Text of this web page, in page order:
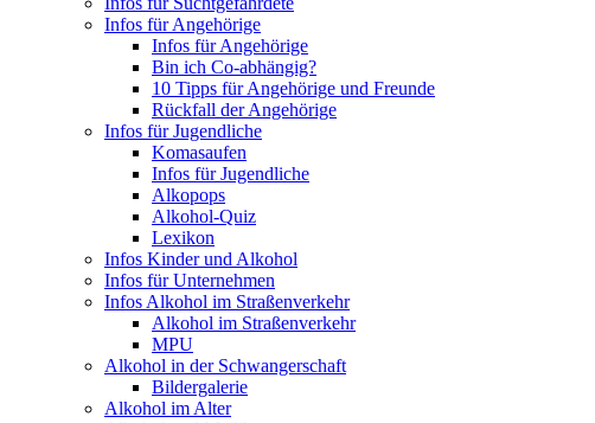
Infos für Angehörige
Infos für Angehörige
Bin ich Co-abhängig?
10 Tipps für Angehörige und Freunde
Rückfall der Angehörige
Infos für Jugendliche
Komasaufen
Infos für Jugendliche
Alkopops
Alkohol-Quiz
Lexikon
Infos Kinder und Alkohol
Infos für Unternehmen
Infos Alkohol im Straßenverkehr
Alkohol im Straßenverkehr
MPU
Alkohol in der Schwangerschaft
Bildergalerie
Alkohol im Alter